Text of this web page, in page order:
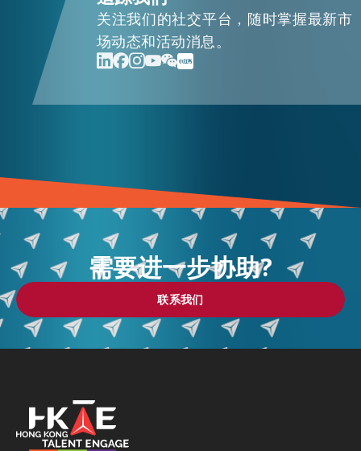
关注我们的社交平台，随时掌握最新市
场动态和活动消息。
需要进一步协助?
联系我们
联系我们